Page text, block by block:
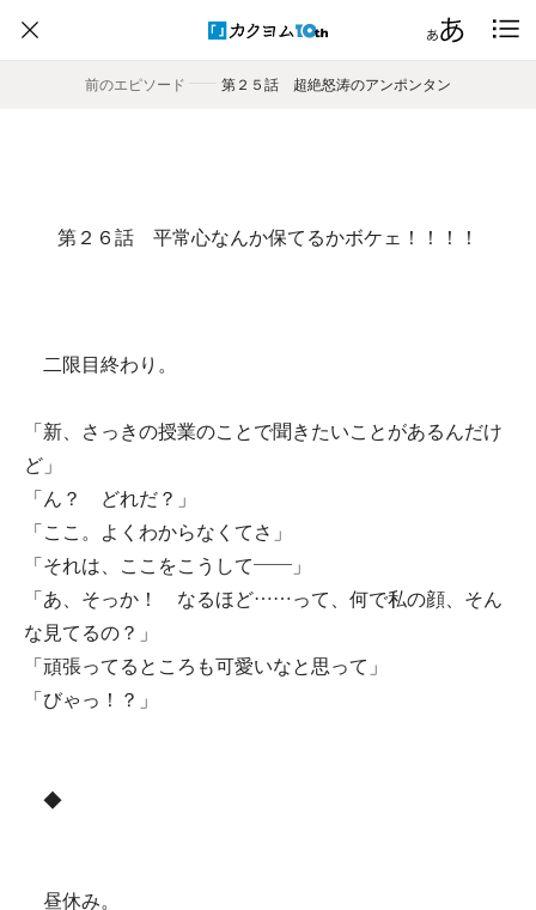
前のエピソード
―― 第２５話 超絶怒涛のアンポンタン
第２６話 平常心なんか保てるかボケェ！！！！
二限目終わり。
「新、さっきの授業のことで聞きたいことがあるんだけ
ど」
「ん？ どれだ？」
「ここ。よくわからなくてさ」
「それは、ここをこうして――」
「あ、そっか！ なるほど……って、何で私の顔、そん
な見てるの？」
「頑張ってるところも可愛いなと思って」
「びゃっ！？」
◆
昼休み。